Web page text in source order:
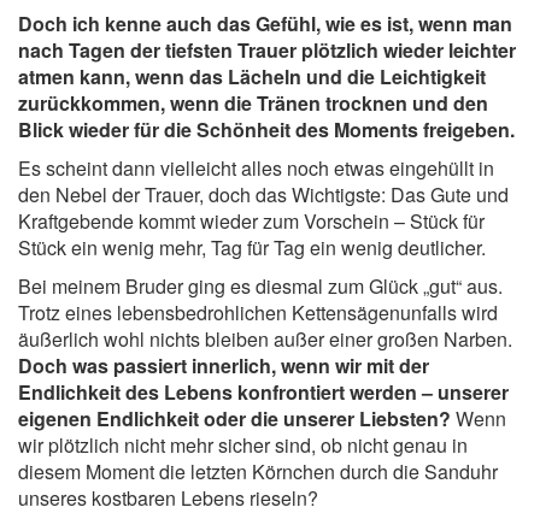
Doch ich kenne auch das Gefühl, wie es ist, wenn man
nach Tagen der tiefsten Trauer plötzlich wieder leichter
atmen kann, wenn das Lächeln und die Leichtigkeit
zurückkommen, wenn die Tränen trocknen und den
Blick wieder für die Schönheit des Moments freigeben.
Es scheint dann vielleicht alles noch etwas eingehüllt in
den Nebel der Trauer, doch das Wichtigste: Das Gute und
Kraftgebende kommt wieder zum Vorschein – Stück für
Stück ein wenig mehr, Tag für Tag ein wenig deutlicher.
Bei meinem Bruder ging es diesmal zum Glück „gut“ aus.
Trotz eines lebensbedrohlichen Kettensägenunfalls wird
äußerlich wohl nichts bleiben außer einer großen Narben.
Doch was passiert innerlich, wenn wir mit der
Endlichkeit des Lebens konfrontiert werden – unserer
eigenen Endlichkeit oder die unserer Liebsten? Wenn
wir plötzlich nicht mehr sicher sind, ob nicht genau in
diesem Moment die letzten Körnchen durch die Sanduhr
unseres kostbaren Lebens rieseln?